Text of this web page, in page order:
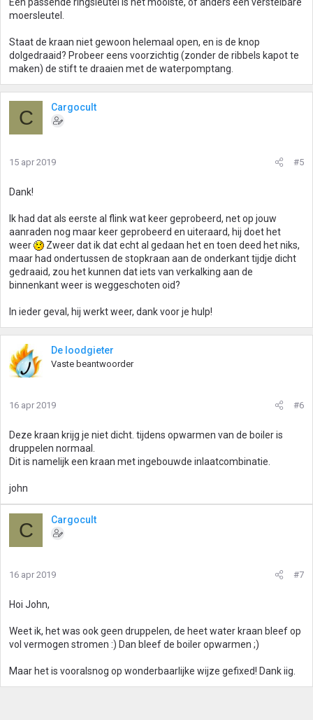
Een passende ringsleutel is het mooiste, of anders een verstelbare
moersleutel.
Staat de kraan niet gewoon helemaal open, en is de knop
dolgedraaid? Probeer eens voorzichtig (zonder de ribbels kapot te
maken) de stift te draaien met de waterpomptang.
C Cargocult
15 apr 2019 #5
Dank!
Ik had dat als eerste al flink wat keer geprobeerd, net op jouw
aanraden nog maar keer geprobeerd en uiteraard, hij doet het
weer
Zweer dat ik dat echt al gedaan het en toen deed het niks,
maar had ondertussen de stopkraan aan de onderkant tijdje dicht
gedraaid, zou het kunnen dat iets van verkalking aan de
binnenkant weer is weggeschoten oid?
In ieder geval, hij werkt weer, dank voor je hulp!
De loodgieter
Vaste beantwoorder
16 apr 2019 #6
Deze kraan krijg je niet dicht. tijdens opwarmen van de boiler is
druppelen normaal.
Dit is namelijk een kraan met ingebouwde inlaatcombinatie.
john
C Cargocult
16 apr 2019 #7
Hoi John,
Weet ik, het was ook geen druppelen, de heet water kraan bleef op
vol vermogen stromen :) Dan bleef de boiler opwarmen ;)
Maar het is vooralsnog op wonderbaarlijke wijze gefixed! Dank iig.